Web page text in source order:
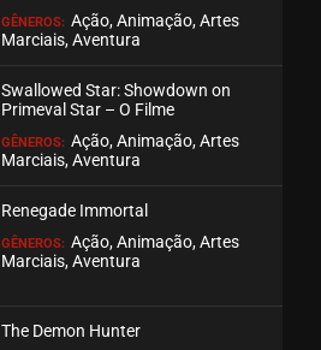
ASSISTIDO
EPISÓDIO 148 A 150
EPISÓDIO 145 A 147
GÊNEROS: Ação, Animação, Artes
Marciais, Aventura
Swallowed Star: Showdown on
Primeval Star – O Filme
GÊNEROS: Ação, Animação, Artes
Marciais, Aventura
Renegade Immortal
GÊNEROS: Ação, Animação, Artes
Marciais, Aventura
The Demon Hunter